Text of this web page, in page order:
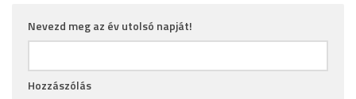
Nevezd meg az év utolsó napját!
Hozzászólás